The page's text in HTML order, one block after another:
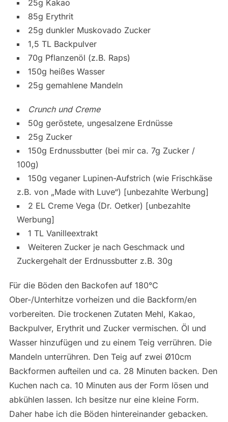
25g Kakao
85g Erythrit
25g dunkler Muskovado Zucker
1,5 TL Backpulver
70g Pflanzenöl (z.B. Raps)
150g heißes Wasser
25g gemahlene Mandeln
Crunch und Creme
50g geröstete, ungesalzene Erdnüsse
25g Zucker
150g Erdnussbutter (bei mir ca. 7g Zucker /
100g)
150g veganer Lupinen-Aufstrich (wie Frischkäse
z.B. von „Made with Luve“) [unbezahlte Werbung]
2 EL Creme Vega (Dr. Oetker) [unbezahlte
Werbung]
1 TL Vanilleextrakt
Weiteren Zucker je nach Geschmack und
Zuckergehalt der Erdnussbutter z.B. 30g
Für die Böden den Backofen auf 180°C
Ober-/Unterhitze vorheizen und die Backform/en
vorbereiten. Die trockenen Zutaten Mehl, Kakao,
Backpulver, Erythrit und Zucker vermischen. Öl und
Wasser hinzufügen und zu einem Teig verrühren. Die
Mandeln unterrühren. Den Teig auf zwei Ø10cm
Backformen aufteilen und ca. 28 Minuten backen. Den
Kuchen nach ca. 10 Minuten aus der Form lösen und
abkühlen lassen. Ich besitze nur eine kleine Form.
Daher habe ich die Böden hintereinander gebacken.